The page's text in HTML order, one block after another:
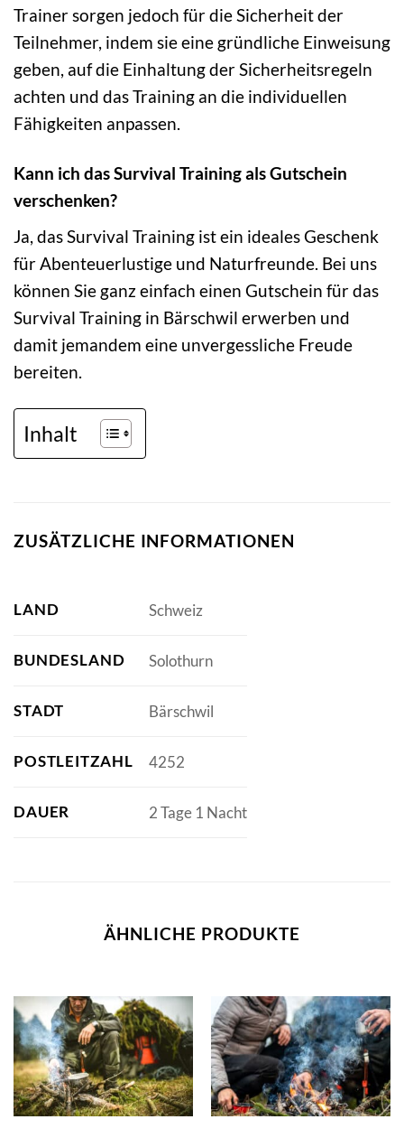
Trainer sorgen jedoch für die Sicherheit der
Teilnehmer, indem sie eine gründliche Einweisung
geben, auf die Einhaltung der Sicherheitsregeln
achten und das Training an die individuellen
Fähigkeiten anpassen.
Kann ich das Survival Training als Gutschein
verschenken?
Ja, das Survival Training ist ein ideales Geschenk
für Abenteuerlustige und Naturfreunde. Bei uns
können Sie ganz einfach einen Gutschein für das
Survival Training in Bärschwil erwerben und
damit jemandem eine unvergessliche Freude
bereiten.
Inhalt
ZUSÄTZLICHE INFORMATIONEN
LAND Schweiz
BUNDESLAND Solothurn
STADT Bärschwil
POSTLEITZAHL 4252
DAUER 2 Tage 1 Nacht
ÄHNLICHE PRODUKTE